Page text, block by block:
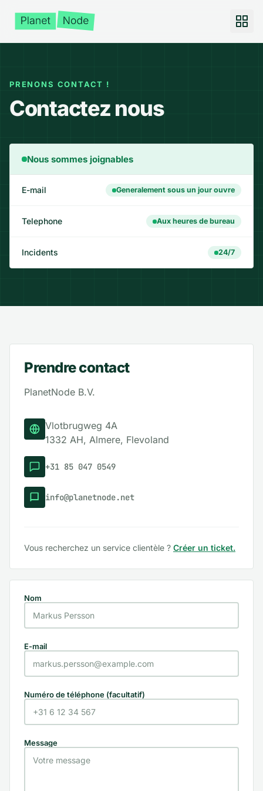
PRENONS CONTACT !
Contactez nous
Nous sommes joignables
E-mail Generalement sous un jour ouvre
Telephone Aux heures de bureau
Incidents 24/7
Prendre contact
PlanetNode B.V.
Adresse postale
Vlotbrugweg 4A
1332 AH, Almere, Flevoland
Numéro de téléphone
+31 85 047 0549
E-mailinfo@planetnode.net
Vous recherchez un service clientèle ? Créer un ticket.
Nom
E-mail
Numéro de téléphone (facultatif)
Message